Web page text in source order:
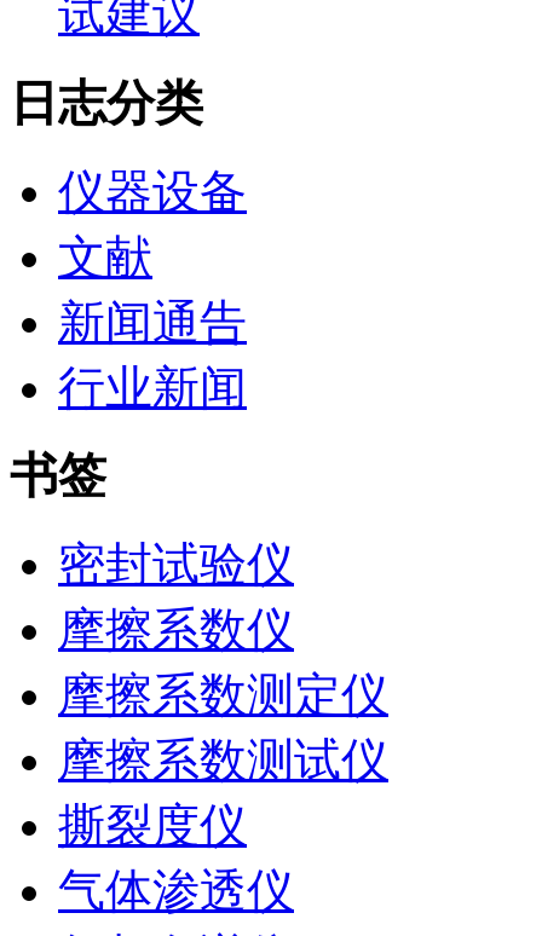
试建议
日志分类
仪器设备
文献
新闻通告
行业新闻
书签
密封试验仪
摩擦系数仪
摩擦系数测定仪
摩擦系数测试仪
撕裂度仪
气体渗透仪